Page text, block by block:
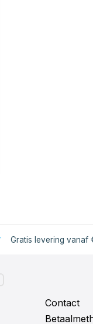
Gratis levering vanaf
Contact